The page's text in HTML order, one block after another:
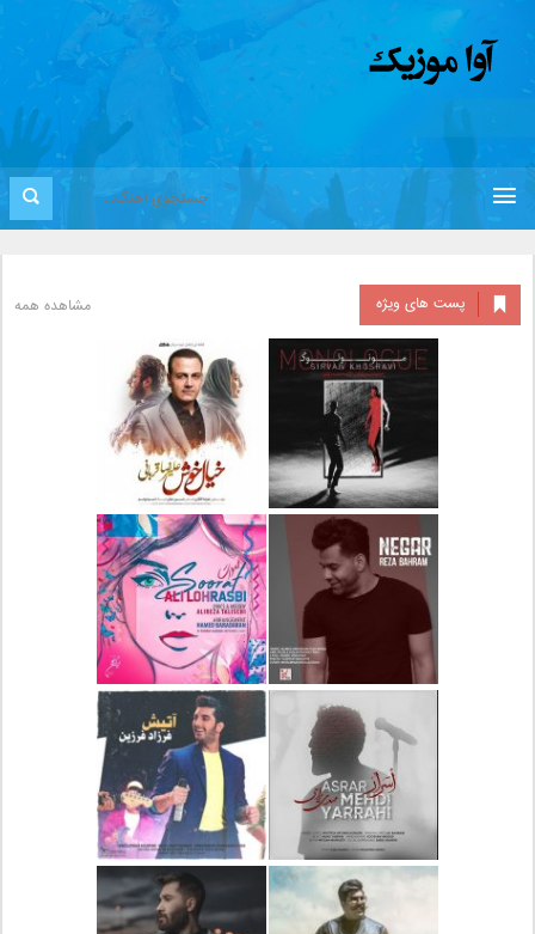
پست های ویژه مشاهده همه
دانلود آلبوم جدید سیروان
خسروی بنام مونولوگ
دانلود آهنگ جدید علیرضا
قربانی بنام خیال خوش
دانلود آهنگ جدید رضا
بهرام بنام نگار
دانلود آهنگ جدید علی
لهراسبی بنام صورت
دانلود آهنگ جدید مهدی
یراحی بنام اسرار
دانلود آهنگ جدید فرزاد
فرزین بنام آتیش